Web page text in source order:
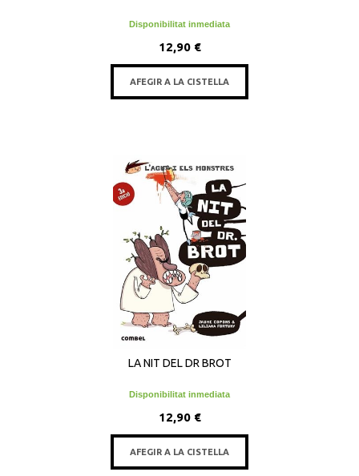
Disponibilitat inmediata
12,90 €
AFEGIR A LA CISTELLA
LA NIT DEL DR BROT
Disponibilitat inmediata
12,90 €
AFEGIR A LA CISTELLA